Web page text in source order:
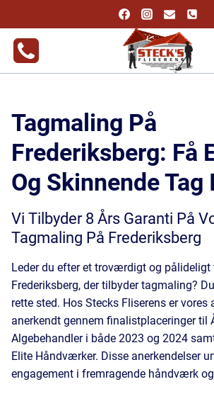
til
indhold
Tagmaling På
Frederiksberg: Få
Og Skinnende Tag
Vi Tilbyder 8 Års Garanti På
Tagmaling På Frederiksberg
Leder du efter et troværdigt og pålideligt
Frederiksberg, der tilbyder tagmaling?
rette sted. Hos Stecks Fliserens er vores
anerkendt gennem finalistplaceringer til
Algebehandler i både 2023 og 2024
Elite Håndværker. Disse anerkendelser
engagement i fremragende håndværk